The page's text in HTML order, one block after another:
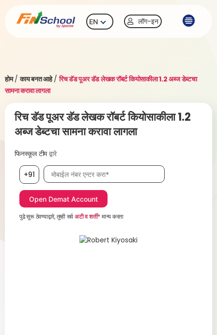
EN लॉग-इन
होम/काय बनत आहे/रिच डॅड पूअर डॅड लेखक रॉबर्ट कियोसाकीला 1.2 अब्ज डेब्टचा
सामना करावा लागला
रिच डॅड पूअर डॅड लेखक रॉबर्ट कियोसाकीला 1.2
अब्ज डेब्टचा सामना करावा लागला
फिनस्कूल टीमद्वारे
+91 मोबाईल नंबर, आवश्यक
पुढे सुरू ठेवण्याद्वारे, तुम्ही सर्वअटी व शर्ती*मान्य करता